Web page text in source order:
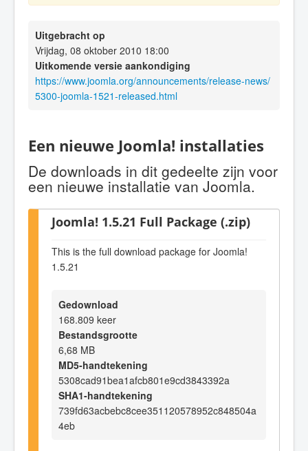
Uitgebracht op
Vrijdag, 08 oktober 2010 18:00
Uitkomende versie aankondiging
https://www.joomla.org/announcements/release-news/
5300-joomla-1521-released.html
Een nieuwe Joomla! installaties
De downloads in dit gedeelte zijn voor
een nieuwe installatie van Joomla.
Joomla! 1.5.21 Full Package (.zip)
This is the full download package for Joomla!
1.5.21
Gedownload
168.809 keer
Bestandsgrootte
6,68 MB
MD5-handtekening
5308cad91bea1afcb801e9cd3843392a
SHA1-handtekening
739fd63acbebc8cee351120578952c848504a
4eb